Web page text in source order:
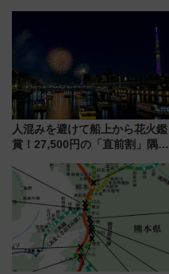
人混みを避けて船上から花火鑑
賞！27,500円の「直前割」隅田
メも持ち込みOK